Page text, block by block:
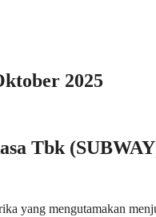
2025
Tbk
yang mengutamakan